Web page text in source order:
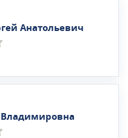
Анатольевич